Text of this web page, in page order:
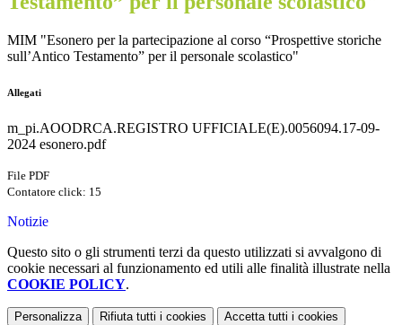
MIM "Esonero per la partecipazione al corso “Prospettive storiche
sull’Antico Testamento” per il personale scolastico"
Allegati
m_pi.AOODRCA.REGISTRO UFFICIALE(E).0056094.17-09-
2024 esonero.pdf
File PDF
Contatore click: 15
Notizie
Questo sito o gli strumenti terzi da questo utilizzati si avvalgono di
cookie necessari al funzionamento ed utili alle finalità illustrate nella
COOKIE POLICY.
Personalizza Rifiuta tutti i cookies Accetta tutti i cookies